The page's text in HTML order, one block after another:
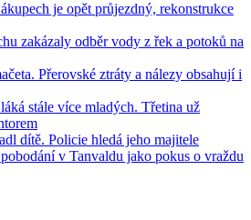
je opět průjezdný, rekonstrukce
zakázaly odběr vody z řek a potoků na
Přerovské ztráty a nálezy obsahují i
stále více mladých. Třetina už
dítě. Policie hledá jeho majitele
v Tanvaldu jako pokus o vraždu